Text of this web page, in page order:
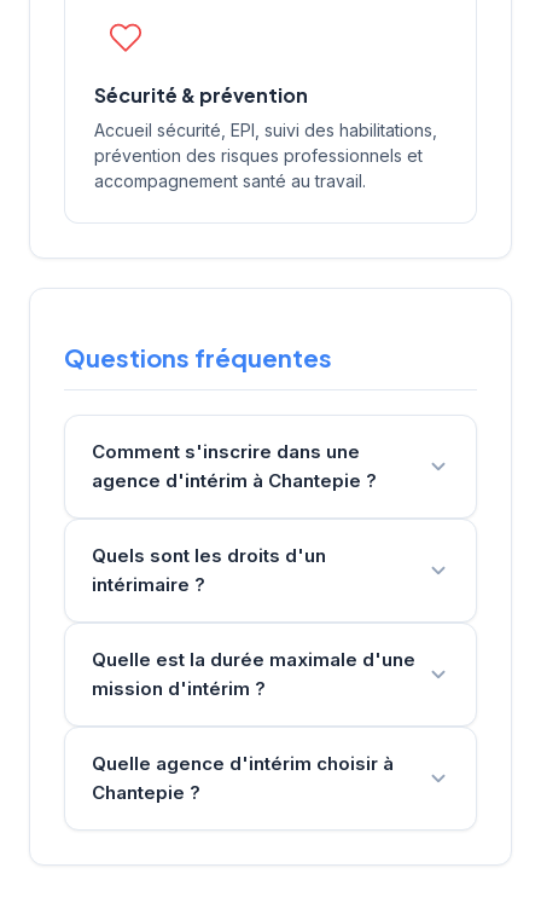
Sécurité & prévention
Accueil sécurité, EPI, suivi des habilitations,
prévention des risques professionnels et
accompagnement santé au travail.
Questions fréquentes
Comment s'inscrire dans une
agence d'intérim à Chantepie ?
Quels sont les droits d'un
intérimaire ?
Quelle est la durée maximale d'une
mission d'intérim ?
Quelle agence d'intérim choisir à
Chantepie ?